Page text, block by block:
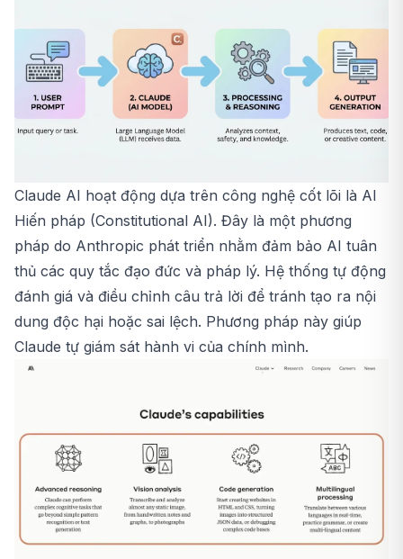
Claude AI hoạt động dựa trên công nghệ cốt lõi là AI
Hiến pháp (Constitutional AI). Đây là một phương
pháp do Anthropic phát triển nhằm đảm bảo AI tuân
thủ các quy tắc đạo đức và pháp lý. Hệ thống tự động
đánh giá và điều chỉnh câu trả lời để tránh tạo ra nội
dung độc hại hoặc sai lệch. Phương pháp này giúp
Claude tự giám sát hành vi của chính mình.